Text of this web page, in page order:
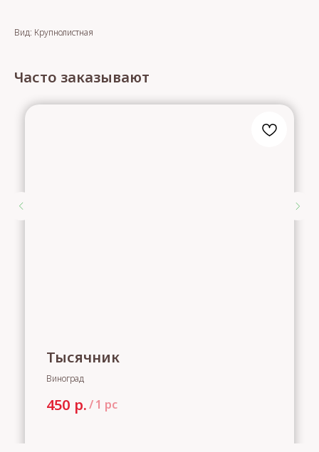
Вид: Крупнолистная
Часто заказывают
Тысячник
Виноград
450 р./1 pc